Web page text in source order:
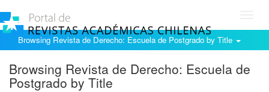
Browsing Revista de Derecho: Escuela de Postgrado by Title
Browsing Revista de Derecho: Escuela de
Postgrado by Title